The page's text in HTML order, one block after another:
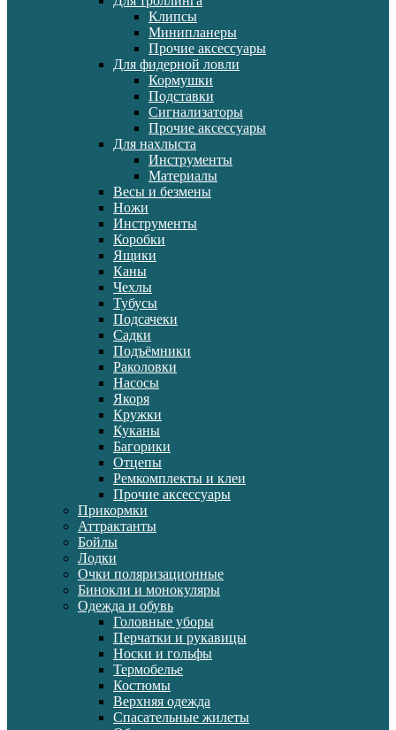
Клипсы
Минипланеры
Прочие аксессуары
Для фидерной ловли
Кормушки
Подставки
Сигнализаторы
Прочие аксессуары
Для нахлыста
Инструменты
Материалы
Весы и безмены
Ножи
Инструменты
Коробки
Ящики
Каны
Чехлы
Тубусы
Подсачеки
Садки
Подъёмники
Раколовки
Насосы
Якоря
Кружки
Куканы
Багорики
Отцепы
Ремкомплекты и клеи
Прочие аксессуары
Прикормки
Аттрактанты
Бойлы
Лодки
Очки поляризационные
Бинокли и монокуляры
Одежда и обувь
Головные уборы
Перчатки и рукавицы
Носки и гольфы
Термобелье
Костюмы
Верхняя одежда
Спасательные жилеты